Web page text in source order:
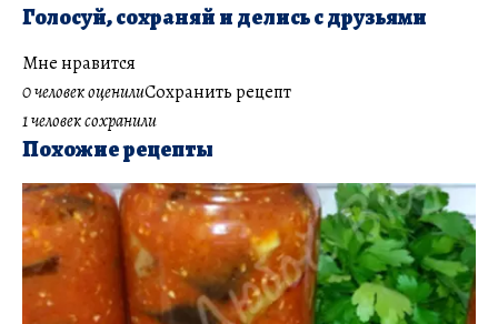
Голосуй, сохраняй и делись с друзьями
Мне нравится
0 человек оценилиСохранить рецепт
1 человек сохранили
Похожие рецепты